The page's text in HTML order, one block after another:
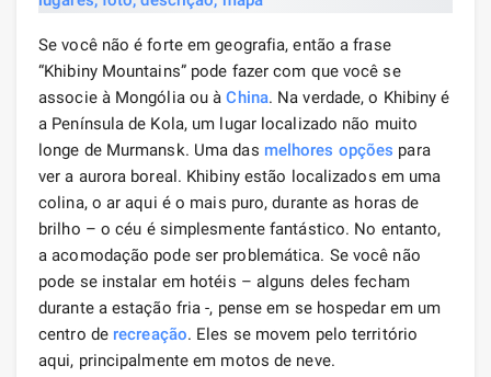
Se você não é forte em geografia, então a frase
“Khibiny Mountains” pode fazer com que você se
associe à Mongólia ou àChina. Na verdade, o Khibiny é
a Península de Kola, um lugar localizado não muito
longe de Murmansk. Uma das melhores opções para
ver a aurora boreal. Khibiny estão localizados em uma
colina, o ar aqui é o mais puro, durante as horas de
brilho – o céu é simplesmente fantástico. No entanto,
a acomodação pode ser problemática. Se você não
pode se instalar em hotéis – alguns deles fecham
durante a estação fria -, pense em se hospedar em um
centro de recreação. Eles se movem pelo território
aqui, principalmente em motos de neve.